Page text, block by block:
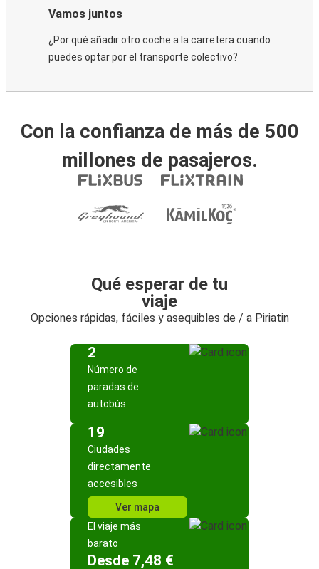
Vamos juntos
¿Por qué añadir otro coche a la carretera cuando
puedes optar por el transporte colectivo?
Con la confianza de más de 500
millones de pasajeros.
Qué esperar de tu
viaje
Opciones rápidas, fáciles y asequibles de / a Piriatin
2
Número de
paradas de
autobús
19
Ciudades
directamente
accesibles
Ver mapa
El viaje más
barato
Desde 7,48 €